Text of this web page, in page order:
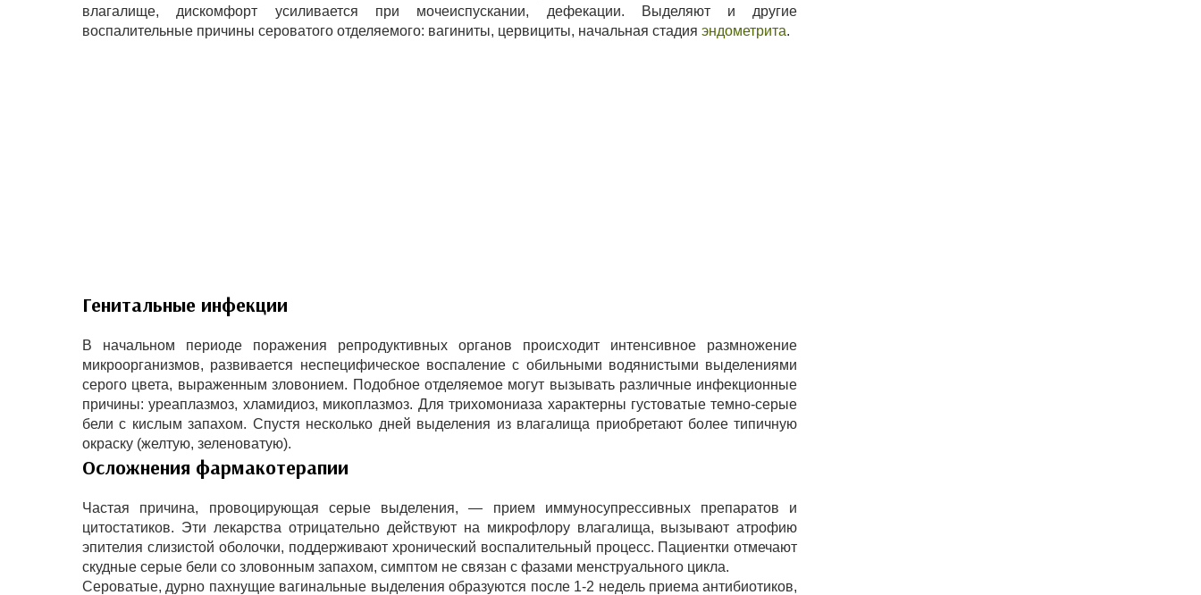
влагалище, дискомфорт усиливается при мочеиспускании, дефекации. Выделяют и другие
воспалительные причины сероватого отделяемого: вагиниты, цервициты, начальная стадия эндометрита.
Генитальные инфекции
В начальном периоде поражения репродуктивных органов происходит интенсивное размножение
микроорганизмов, развивается неспецифическое воспаление с обильными водянистыми выделениями
серого цвета, выраженным зловонием. Подобное отделяемое могут вызывать различные инфекционные
причины: уреаплазмоз, хламидиоз, микоплазмоз. Для трихомониаза характерны густоватые темно-серые
бели с кислым запахом. Спустя несколько дней выделения из влагалища приобретают более типичную
окраску (желтую, зеленоватую).
Осложнения фармакотерапии
Частая причина, провоцирующая серые выделения, — прием иммуносупрессивных препаратов и
цитостатиков. Эти лекарства отрицательно действуют на микрофлору влагалища, вызывают атрофию
эпителия слизистой оболочки, поддерживают хронический воспалительный процесс. Пациентки отмечают
скудные серые бели со зловонным запахом, симптом не связан с фазами менструального цикла.
Сероватые, дурно пахнущие вагинальные выделения образуются после 1-2 недель приема антибиотиков,